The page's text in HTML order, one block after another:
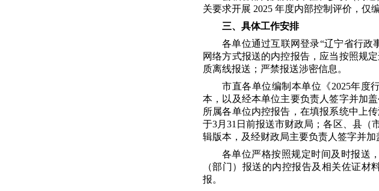
关要求开展 2025 年度内部控制评价，仅
三、具体工作安排
各单位通过互联网登录“辽宁省行政
网络方式报送的内控报告，应当按照规
质离线报送；严禁报送涉密信息。
市直各单位编制本单位《2025年度
本，以及经本单位主要负责人签字并加
所属各单位内控报告，在填报系统中上
于3月31日前报送市财政局；各区、县（
辑版本，及经财政局主要负责人签字并加
各单位严格按照规定时间及时报送
（部门）报送的内控报告及相关佐证
报。